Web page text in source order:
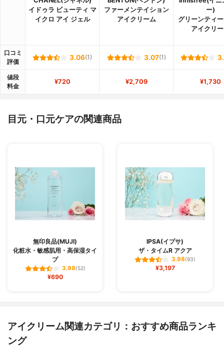
イドゥラ ビューティ マ
イクロ アイ ジェル
ファーメンテイション
アイクリーム
ー)
グリーンティ
アイクリ
口コミ
評価
3.06(1) 3.07(1)
値段
料金
¥720 ¥2,709 ¥1,730
目元・口元ケアの関連商品
無印良品(MUJI)
化粧水・敏感肌用・高保湿タイ
プ
3.98(52)
¥690
IPSA(イプサ)
ザ・タイムR アクア
3.98(93)
¥3,197
アイクリーム関連カテゴリ：おすすめ商品ランキ
ング